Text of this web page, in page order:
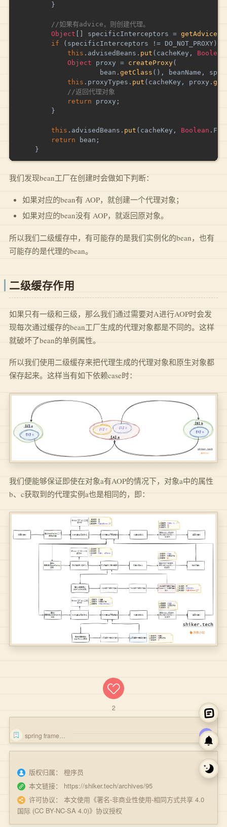
}
//如果有advice，则创建代理。
Object [ ] specificInterceptors =
if
( specificInterceptors != DO_NOT_PROXY)
this . advisedBeans . put ( cacheKey , Boolean
Object proxy = createProxy(
					bean
. getClass ( ) , beanName ,
this . proxyTypes . put ( cacheKey , proxy .
//返回代理对象
return proxy ;
}
this . advisedBeans . put ( cacheKey , Boolean .
return bean ;
}
我们发现bean工厂在创建时会做如下判断：
如果对应的bean有 AOP，就创建一个代理对象；
如果对应的bean没有 AOP，就返回原对象。
所以我们二级缓存中，有可能存的是我们实例化的bean，也有
可能存的是代理的bean。
二级缓存作用
如果只有一级和三级，那么我们通过需要对A进行AOP时会发
现每次通过缓存的bean工厂生成的代理对象都是不同的。这样
就破坏了bean的单例属性。
所以我们使用二级缓存来把代理生成的代理对象和原生对象都
保存起来。这样当有如下依赖case时：
我们便能够保证即使在对象a有AOP的情况下，对象a中的属性
b、c获取到的代理实例a也是相同的，即：
2
spring framework
版权归属：
橙序员
本文链接：
https://shiker.tech/archives/95
许可协议：
本文使用《署名-非商业性使用-相同方式共享 4.0
国际 (CC BY-NC-SA 4.0)》协议授权